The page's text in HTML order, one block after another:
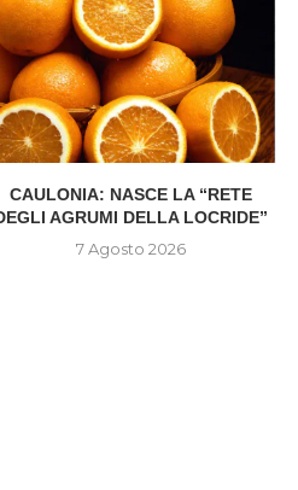
CAULONIA: NASCE LA “RETE
AGRUMI DELLA LOCRIDE”
7 Agosto 2026